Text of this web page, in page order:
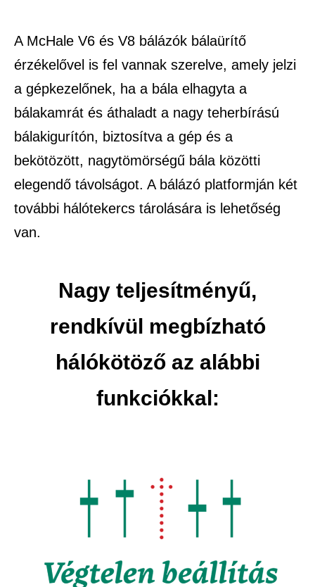
A McHale V6 és V8 bálázók bálaürítő
érzékelővel is fel vannak szerelve, amely jelzi
a gépkezelőnek, ha a bála elhagyta a
bálakamrát és áthaladt a nagy teherbírású
bálakigurítón, biztosítva a gép és a
bekötözött, nagytömörségű bála közötti
elegendő távolságot. A bálázó platformján két
további hálótekercs tárolására is lehetőség
van.
Nagy teljesítményű,
rendkívül megbízható
hálókötöző az alábbi
funkciókkal: